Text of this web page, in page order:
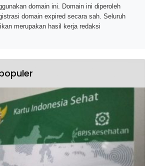
domain ini. Domain ini diperoleh
domain expired secara sah. Seluruh
merupakan hasil kerja redaksi